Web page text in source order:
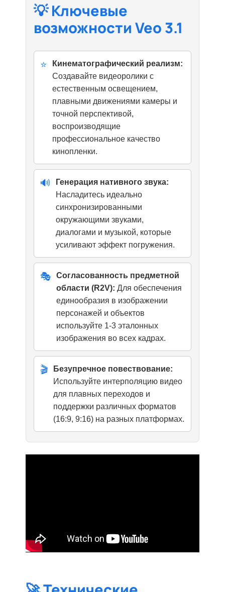
💡 Ключевые
возможности Veo 3.1
⭐
Кинематографический реализм:
Создавайте видеоролики с
естественным освещением,
плавными движениями камеры и
точной перспективой,
воспроизводящие
профессиональное качество
кинопленки.
🔊
Генерация нативного звука:
Насладитесь идеально
синхронизированными
окружающими звуками,
диалогами и музыкой, которые
усиливают эффект погружения.
🎭
Согласованность предметной
области (R2V): Для обеспечения
единообразия в изображении
персонажей и объектов
используйте 1-3 эталонных
изображения во всех кадрах.
🎬
Безупречное повествование:
Используйте интерполяцию видео
для плавных переходов и
поддержки различных форматов
(16:9, 9:16) на разных платформах.